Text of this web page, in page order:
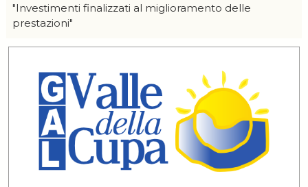
"Investimenti finalizzati al miglioramento delle
prestazioni"